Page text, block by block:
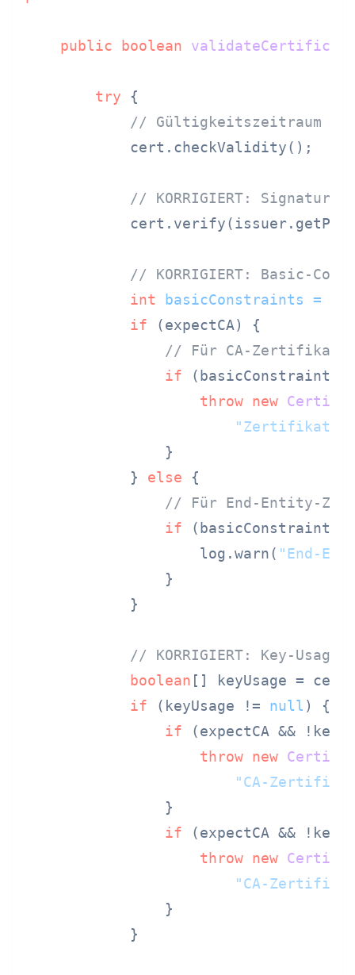
public boolean
try {
// Gültigkeitszeitraum
            cert.checkValidity();
// KORRIGIERT: Signatur
// KORRIGIERT: Basic-
int
basicConstraints =
if (expectCA) {
// Für CA-Zertifikate
if (basicConstraints
throw new
"Zertifikat
                }
            }
else {
// Für End-Entity-
if (basicConstraints
                    log.warn(
"End-
                }
            }
// KORRIGIERT: Key-
boolean [] keyUsage =
if (keyUsage != null ) {
if (expectCA &&
throw new
"CA-
                }
if (expectCA &&
throw new
"CA-
                }
            }